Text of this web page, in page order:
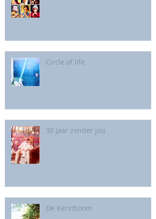
Circle of life
30 jaar zonder jou
De Kerstboom